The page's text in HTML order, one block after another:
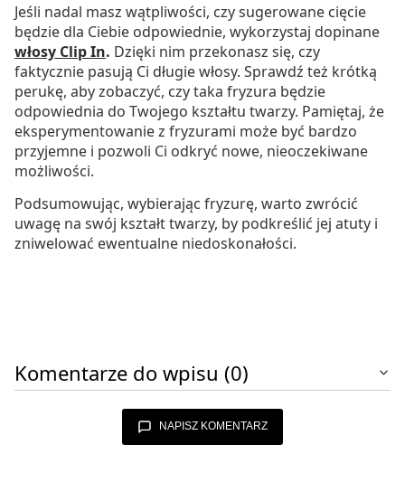
Jeśli nadal masz wątpliwości, czy sugerowane cięcie
będzie dla Ciebie odpowiednie, wykorzystaj dopinane
włosy Clip In. Dzięki nim przekonasz się, czy
faktycznie pasują Ci długie włosy. Sprawdź też krótką
perukę, aby zobaczyć, czy taka fryzura będzie
odpowiednia do Twojego kształtu twarzy. Pamiętaj, że
eksperymentowanie z fryzurami może być bardzo
przyjemne i pozwoli Ci odkryć nowe, nieoczekiwane
możliwości.
Podsumowując, wybierając fryzurę, warto zwrócić
uwagę na swój kształt twarzy, by podkreślić jej atuty i
zniwelować ewentualne niedoskonałości.
Komentarze do wpisu (0)
NAPISZ KOMENTARZ